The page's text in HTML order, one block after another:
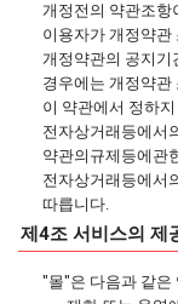
개정전의 약관조항
이용자가 개정약관
개정약관의 공지기
경우에는 개정약관
이 약관에서 정하
전자상거래등에서
약관의규제등에관
전자상거래등에서
따릅니다.
제4조 서비스의 제
"몰"은 다음과 같은